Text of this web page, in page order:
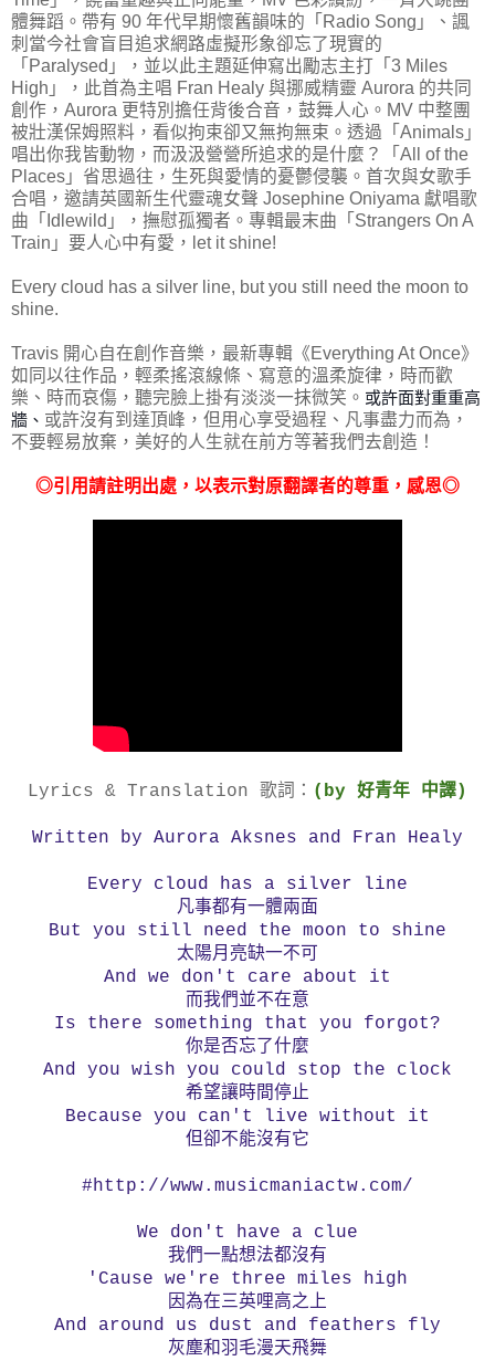
體舞蹈。帶有 90 年代早期懷舊韻味的「Radio Song」、諷
刺當今社會盲目追求網路虛擬形象卻忘了現實的
「Paralysed」，並以此主題延伸寫出勵志主打「3 Miles
High」，此首為主唱 Fran Healy 與挪威精靈 Aurora 的共同
創作，Aurora 更特別擔任背後合音，鼓舞人心。MV 中整團
被壯漢保姆照料，看似拘束卻又無拘無束。透過「Animals」
唱出你我皆動物，而汲汲營營所追求的是什麼？「All of the
Places」省思過往，生死與愛情的憂鬱侵襲。首次與女歌手
合唱，邀請英國新生代靈魂女聲 Josephine Oniyama 獻唱歌
曲「Idlewild」，撫慰孤獨者。專輯最末曲「Strangers On A
Train」要人心中有愛，let it shine!
Every cloud has a silver line, but you still need the moon to
shine.
Travis 開心自在創作音樂，最新專輯《Everything At Once》
如同以往作品，輕柔搖滾線條、寫意的溫柔旋律，時而歡
樂、時而哀傷，聽完臉上掛有淡淡一抹微笑。 或許面對重重高
牆、 或許沒有到達頂峰，但用心享受過程、凡事盡力而為，
不要輕易放棄，美好的人生就在前方等著我們去創造！
◎引用請註明出處，以表示對原翻譯者的尊重，感恩◎
Lyrics & Translation 歌詞： (by 好青年 中譯)
Written by Aurora Aksnes and Fran Healy
Every cloud has a silver line
凡事都有一體兩面
But you still need the moon to shine
太陽月亮缺一不可
And we don't care about it
而我們並不在意
Is there something that you forgot?
你是否忘了什麼
And you wish you could stop the clock
希望讓時間停止
Because you can't live without it
但卻不能沒有它
#http://www.musicmaniactw.com/
We don't have a clue
我們一點想法都沒有
'Cause we're three miles high
因為在三英哩高之上
And around us dust and feathers fly
灰塵和羽毛漫天飛舞